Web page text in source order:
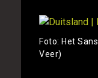
Foto: Het
Veer)